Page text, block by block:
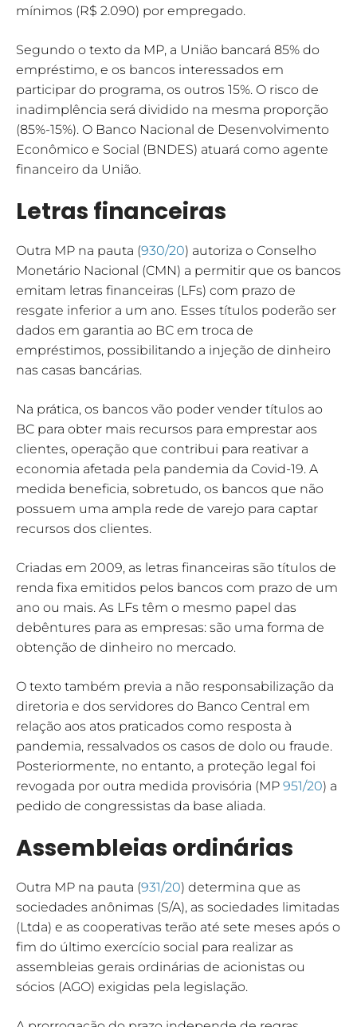
mínimos (R$ 2.090) por empregado.
Segundo o texto da MP, a União bancará 85% do
empréstimo, e os bancos interessados em
participar do programa, os outros 15%. O risco de
inadimplência será dividido na mesma proporção
(85%-15%). O Banco Nacional de Desenvolvimento
Econômico e Social (BNDES) atuará como agente
financeiro da União.
Letras financeiras
Outra MP na pauta (930/20) autoriza o Conselho
Monetário Nacional (CMN) a permitir que os bancos
emitam letras financeiras (LFs) com prazo de
resgate inferior a um ano. Esses títulos poderão ser
dados em garantia ao BC em troca de
empréstimos, possibilitando a injeção de dinheiro
nas casas bancárias.
Na prática, os bancos vão poder vender títulos ao
BC para obter mais recursos para emprestar aos
clientes, operação que contribui para reativar a
economia afetada pela pandemia da Covid-19. A
medida beneficia, sobretudo, os bancos que não
possuem uma ampla rede de varejo para captar
recursos dos clientes.
Criadas em 2009, as letras financeiras são títulos de
renda fixa emitidos pelos bancos com prazo de um
ano ou mais. As LFs têm o mesmo papel das
debêntures para as empresas: são uma forma de
obtenção de dinheiro no mercado.
O texto também previa a não responsabilização da
diretoria e dos servidores do Banco Central em
relação aos atos praticados como resposta à
pandemia, ressalvados os casos de dolo ou fraude.
Posteriormente, no entanto, a proteção legal foi
revogada por outra medida provisória (MP 951/20) a
pedido de congressistas da base aliada.
Assembleias ordinárias
Outra MP na pauta (931/20) determina que as
sociedades anônimas (S/A), as sociedades limitadas
(Ltda) e as cooperativas terão até sete meses após o
fim do último exercício social para realizar as
assembleias gerais ordinárias de acionistas ou
sócios (AGO) exigidas pela legislação.